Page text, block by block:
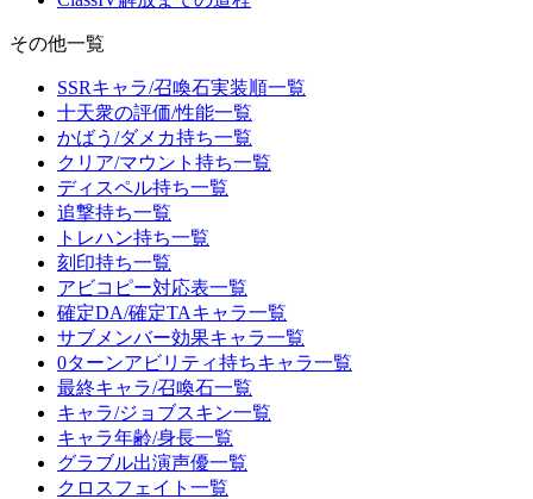
その他一覧
SSRキャラ/召喚石実装順一覧
十天衆の評価/性能一覧
かばう/ダメカ持ち一覧
クリア/マウント持ち一覧
ディスペル持ち一覧
追撃持ち一覧
トレハン持ち一覧
刻印持ち一覧
アビコピー対応表一覧
確定DA/確定TAキャラ一覧
サブメンバー効果キャラ一覧
0ターンアビリティ持ちキャラ一覧
最終キャラ/召喚石一覧
キャラ/ジョブスキン一覧
キャラ年齢/身長一覧
グラブル出演声優一覧
クロスフェイト一覧